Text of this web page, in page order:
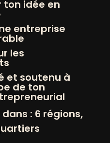
à 17h30
13013 Marseille
ton idée en
entreprise
les
et soutenu à
de ton
: 6 régions,